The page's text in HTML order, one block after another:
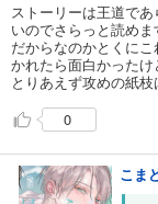
ストーリーは王道で
いのでさらっと読めま
だからなのかとくに
かれたら面白かったけ
とりあえず攻めの紙枝
0
こま